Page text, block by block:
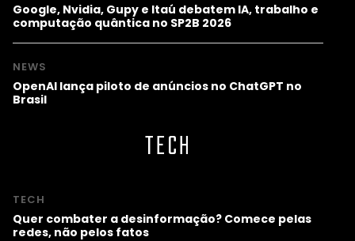
Google, Nvidia, Gupy e Itaú debatem IA, trabalho e
computação quântica no SP2B 2026
NEWS
OpenAI lança piloto de anúncios no ChatGPT no
Brasil
TECH
TECH
Quer combater a desinformação? Comece pelas
redes, não pelos fatos